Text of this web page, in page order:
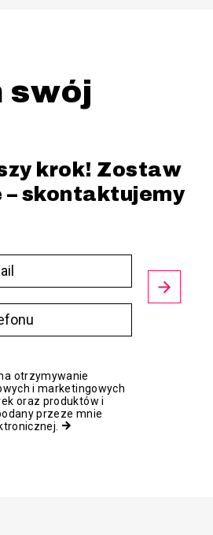
swój
krok! Zostaw
– skontaktujemy
otrzymywanie
i marketingowych
oraz produktów i
przeze mnie